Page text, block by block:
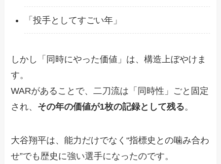
「投手としてすごい年」
しかし「同時にやった価値」は、構造上ぼやけま
す。
WARがあることで、二刀流は「同時性」ごと固定
され、 その年の価値が1枚の記録として残る。
大谷翔平は、能力だけでなく“指標史との噛み合わ
せ”でも歴史に強い選手になったのです。